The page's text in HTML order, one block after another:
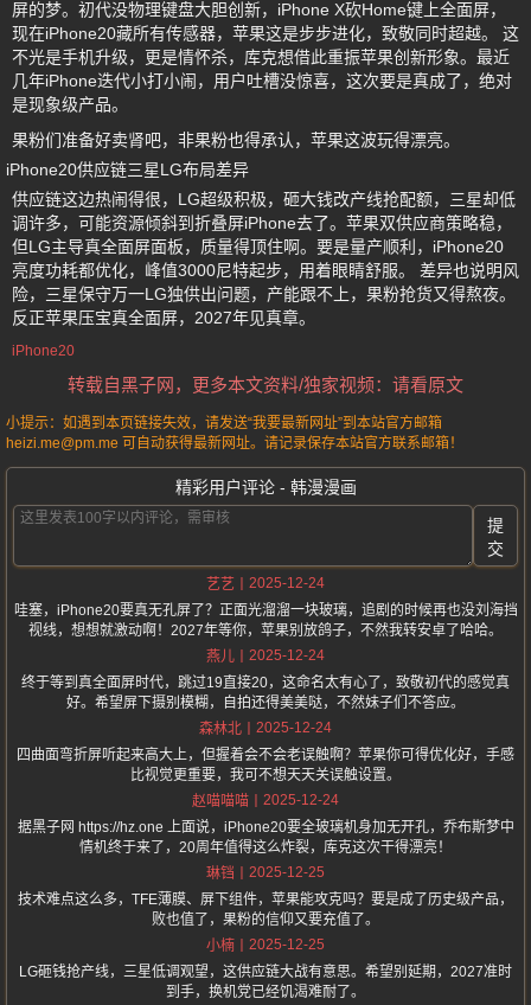
屏的梦。初代没物理键盘大胆创新，iPhone X砍Home键上全面屏，
现在iPhone20藏所有传感器，苹果这是步步进化，致敬同时超越。 这
不光是手机升级，更是情怀杀，库克想借此重振苹果创新形象。最近
几年iPhone迭代小打小闹，用户吐槽没惊喜，这次要是真成了，绝对
是现象级产品。
果粉们准备好卖肾吧，非果粉也得承认，苹果这波玩得漂亮。
iPhone20供应链三星LG布局差异
供应链这边热闹得很，LG超级积极，砸大钱改产线抢配额，三星却低
调许多，可能资源倾斜到折叠屏iPhone去了。苹果双供应商策略稳，
但LG主导真全面屏面板，质量得顶住啊。要是量产顺利，iPhone20
亮度功耗都优化，峰值3000尼特起步，用着眼睛舒服。 差异也说明风
险，三星保守万一LG独供出问题，产能跟不上，果粉抢货又得熬夜。
反正苹果压宝真全面屏，2027年见真章。
iPhone20
转载自黑子网，更多本文资料/独家视频：请看原文
小提示：如遇到本页链接失效，请发送“我要最新网址”到本站官方邮箱
heizi.me@pm.me 可自动获得最新网址。请记录保存本站官方联系邮箱！
精彩用户评论 - 韩漫漫画
提
交
艺艺
2025-12-24
哇塞，iPhone20要真无孔屏了？正面光溜溜一块玻璃，追剧的时候再也没刘海挡
视线，想想就激动啊！2027年等你，苹果别放鸽子，不然我转安卓了哈哈。
燕儿
2025-12-24
终于等到真全面屏时代，跳过19直接20，这命名太有心了，致敬初代的感觉真
好。希望屏下摄别模糊，自拍还得美美哒，不然妹子们不答应。
森林北
2025-12-24
四曲面弯折屏听起来高大上，但握着会不会老误触啊？苹果你可得优化好，手感
比视觉更重要，我可不想天天关误触设置。
赵喵喵喵
2025-12-24
据黑子网 https://hz.one 上面说，iPhone20要全玻璃机身加无开孔，乔布斯梦中
情机终于来了，20周年值得这么炸裂，库克这次干得漂亮！
琳铛
2025-12-25
技术难点这么多，TFE薄膜、屏下组件，苹果能攻克吗？要是成了历史级产品，
败也值了，果粉的信仰又要充值了。
小楠
2025-12-25
LG砸钱抢产线，三星低调观望，这供应链大战有意思。希望别延期，2027准时
到手，换机党已经饥渴难耐了。